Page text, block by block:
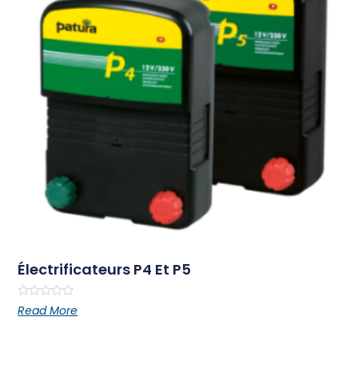
Électrificateurs P4 Et P5
Rated
0
Read More